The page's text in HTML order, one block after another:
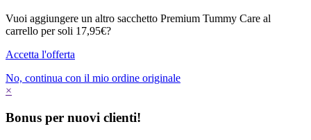
Vuoi aggiungere un altro sacchetto Premium Tummy Care al
carrello per soli 17,95€?
Accetta l'offerta
No, continua con il mio ordine originale
×
Bonus per nuovi clienti!